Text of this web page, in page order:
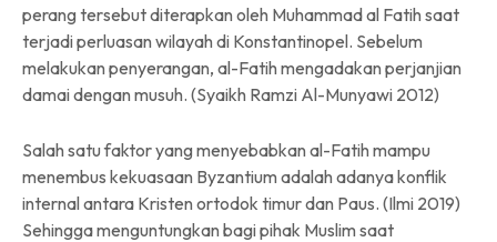
perang tersebut diterapkan oleh Muhammad al Fatih saat
terjadi perluasan wilayah di Konstantinopel. Sebelum
melakukan penyerangan, al-Fatih mengadakan perjanjian
damai dengan musuh. (Syaikh Ramzi Al-Munyawi 2012)
Salah satu faktor yang menyebabkan al-Fatih mampu
menembus kekuasaan Byzantium adalah adanya konflik
internal antara Kristen ortodok timur dan Paus. (Ilmi 2019)
Sehingga menguntungkan bagi pihak Muslim saat